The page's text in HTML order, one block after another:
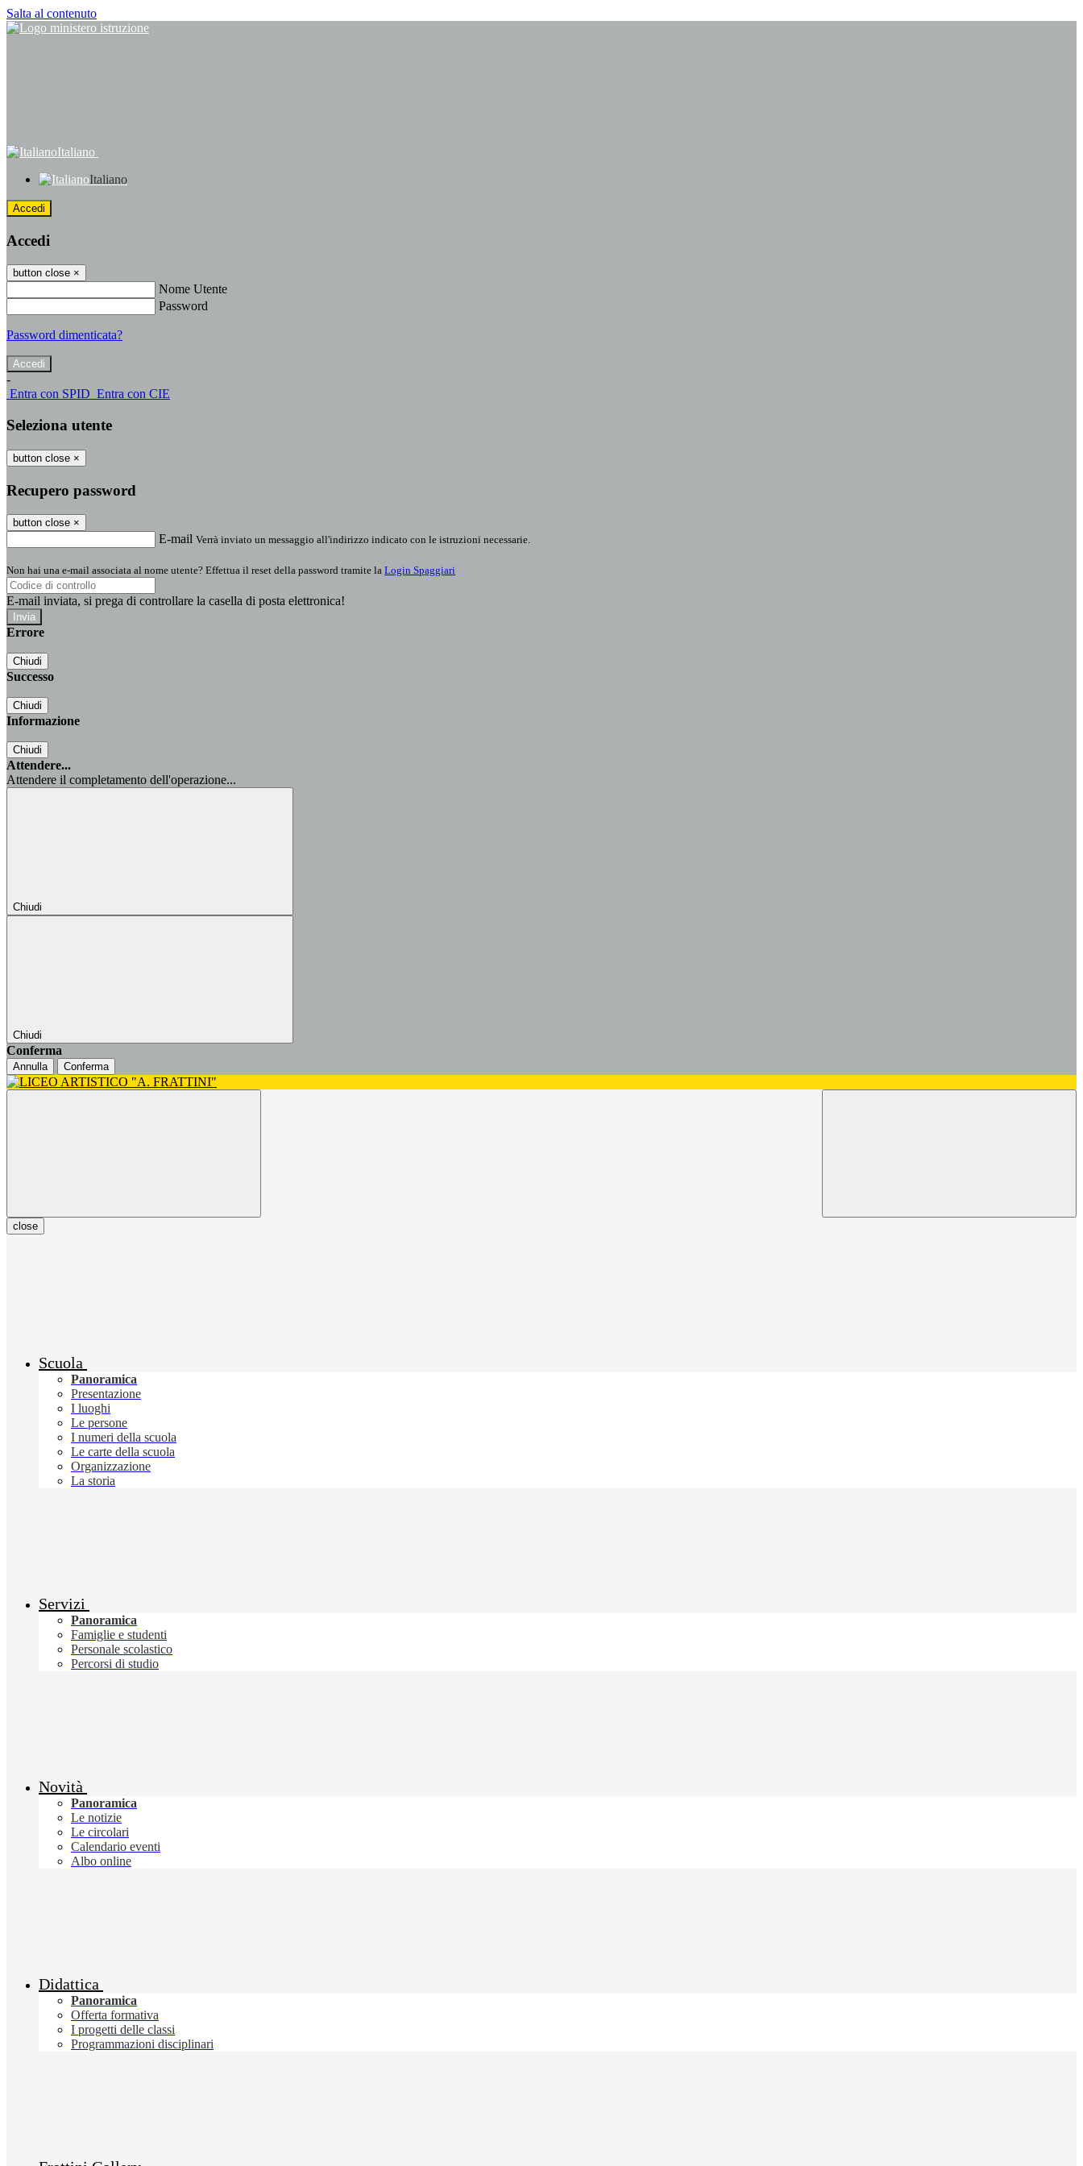
Salta al contenuto
Italiano
Italiano
Accedi
Accedi
button close ×
Nome Utente
Password
Password dimenticata?
-
Entra con SPID Entra con CIE
Seleziona utente
button close ×
Recupero password
button close ×
E-mail Verrà inviato un messaggio all'indirizzo indicato con le istruzioni necessarie.
Non hai una e-mail associata al nome utente? Effettua il reset della password tramite la Login Spaggiari
E-mail inviata, si prega di controllare la casella di posta elettronica!
Errore
Chiudi
Successo
Chiudi
Informazione
Chiudi
Attendere...
Attendere il completamento dell'operazione...
Chiudi
Chiudi
Conferma
Annulla Conferma
close
Scuola
Panoramica
Presentazione
I luoghi
Le persone
I numeri della scuola
Le carte della scuola
Organizzazione
La storia
Servizi
Panoramica
Famiglie e studenti
Personale scolastico
Percorsi di studio
Novità
Panoramica
Le notizie
Le circolari
Calendario eventi
Albo online
Didattica
Panoramica
Offerta formativa
I progetti delle classi
Programmazioni disciplinari